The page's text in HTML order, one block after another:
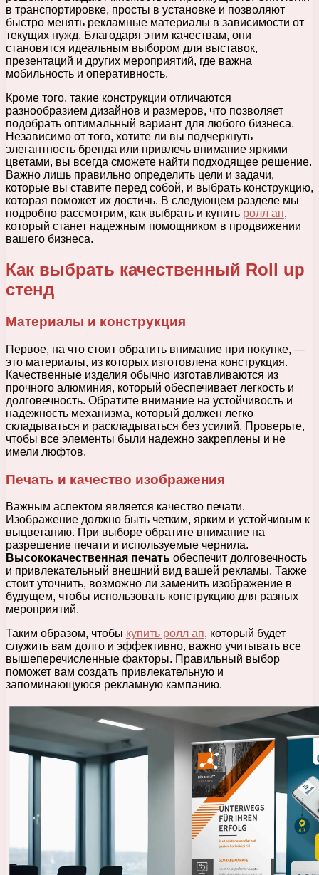
в транспортировке, просты в установке и позволяют
быстро менять рекламные материалы в зависимости от
текущих нужд. Благодаря этим качествам, они
становятся идеальным выбором для выставок,
презентаций и других мероприятий, где важна
мобильность и оперативность.
Кроме того, такие конструкции отличаются
разнообразием дизайнов и размеров, что позволяет
подобрать оптимальный вариант для любого бизнеса.
Независимо от того, хотите ли вы подчеркнуть
элегантность бренда или привлечь внимание яркими
цветами, вы всегда сможете найти подходящее решение.
Важно лишь правильно определить цели и задачи,
которые вы ставите перед собой, и выбрать конструкцию,
которая поможет их достичь. В следующем разделе мы
подробно рассмотрим, как выбрать и купить ролл ап,
который станет надежным помощником в продвижении
вашего бизнеса.
Как выбрать качественный Roll up
стенд
Материалы и конструкция
Первое, на что стоит обратить внимание при покупке, —
это материалы, из которых изготовлена конструкция.
Качественные изделия обычно изготавливаются из
прочного алюминия, который обеспечивает легкость и
долговечность. Обратите внимание на устойчивость и
надежность механизма, который должен легко
складываться и раскладываться без усилий. Проверьте,
чтобы все элементы были надежно закреплены и не
имели люфтов.
Печать и качество изображения
Важным аспектом является качество печати.
Изображение должно быть четким, ярким и устойчивым к
выцветанию. При выборе обратите внимание на
разрешение печати и используемые чернила.
Высококачественная печать обеспечит долговечность
и привлекательный внешний вид вашей рекламы. Также
стоит уточнить, возможно ли заменить изображение в
будущем, чтобы использовать конструкцию для разных
мероприятий.
Таким образом, чтобы купить ролл ап, который будет
служить вам долго и эффективно, важно учитывать все
вышеперечисленные факторы. Правильный выбор
поможет вам создать привлекательную и
запоминающуюся рекламную кампанию.